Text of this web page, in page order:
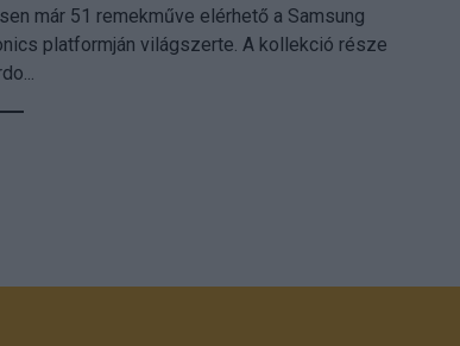
már 51 remekműve elérhető a Samsung
platformján világszerte. A kollekció része